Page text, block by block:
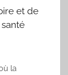
et de
la